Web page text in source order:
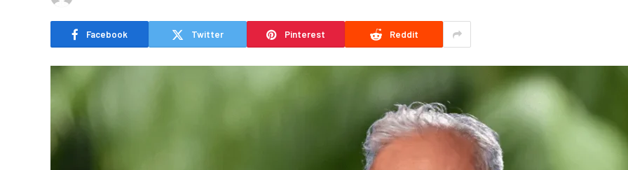
Facebook Twitter Pinterest Reddit